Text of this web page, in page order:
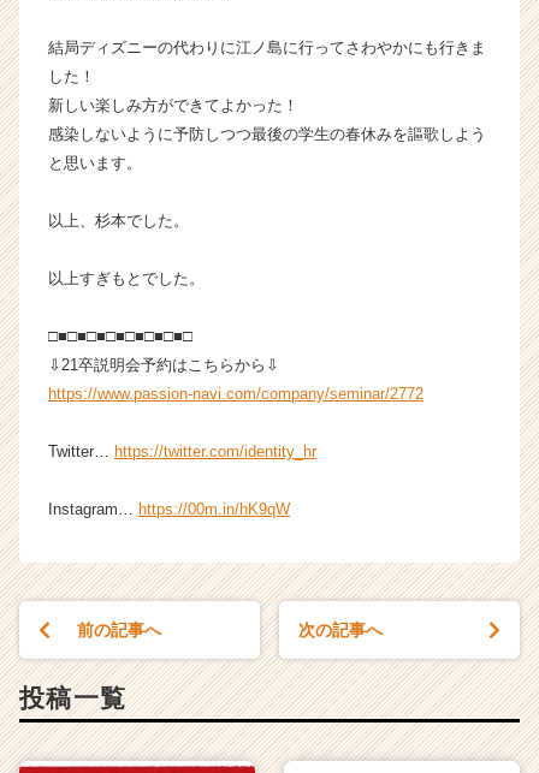
リ
（C
h
r）
結局ディズニーの代わりに江ノ島に行ってさわやかにも行きま
した！
新しい楽しみ方ができてよかった！
感染しないように予防しつつ最後の学生の春休みを謳歌しよう
と思います。
以上、杉本でした。
以上すぎもとでした。
□■□■□■□■□■□■□■□
⇩21卒説明会予約はこちらから⇩
https://www.passion-navi.com/company/seminar/2772
Twitter… https://twitter.com/identity_hr
Instagram… https://00m.in/hK9qW
前の記事へ 次の記事へ
投稿一覧